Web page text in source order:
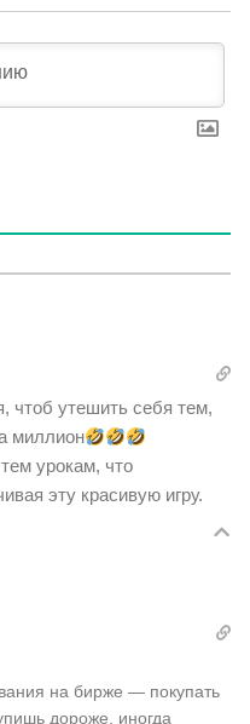
чтоб утешить себя тем,
миллион
урокам, что
эту красивую игру.
на бирже — покупать
дороже, иногда